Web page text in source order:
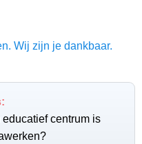
Wij zijn je dankbaar.
centrum is